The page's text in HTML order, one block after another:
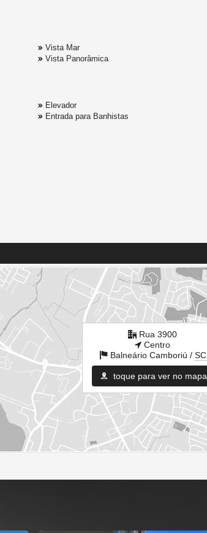
Vista Mar
Vista Panorâmica
Elevador
Entrada para Banhistas
Rua 3900
Centro
Balneário Camboriú / SC
toque para ver no mapa